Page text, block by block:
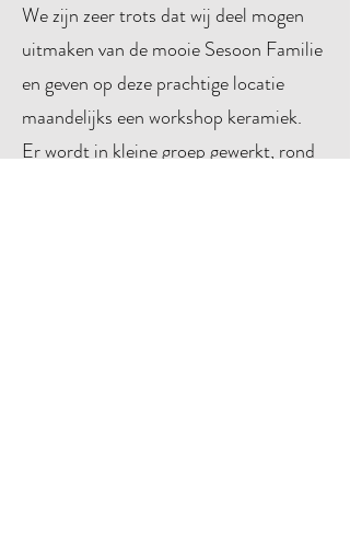
We zijn zeer trots dat wij deel mogen
uitmaken van de mooie Sesoon Familie
en geven op deze prachtige locatie
maandelijks een workshop keramiek.
Er wordt in kleine groep gewerkt, rond